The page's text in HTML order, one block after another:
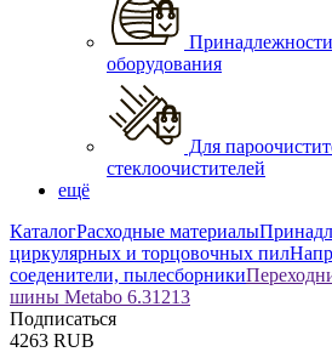
оборудования
Для
стеклоочистителей
ещё
КаталогРасходные материалы
циркулярных и торцовочных пил
соеденители, пылесборники
шины Metabo 6.31213
Подписаться
4263 RUB